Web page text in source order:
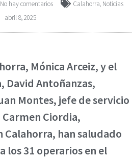
No hay comentarios Calahorra, Noticias
abril 8, 2025
Mónica Arceiz, y el
David Antoñanzas,
Montes, jefe de servicio
Carmen Ciordia,
Calahorra, han saludado
los 31 operarios en el